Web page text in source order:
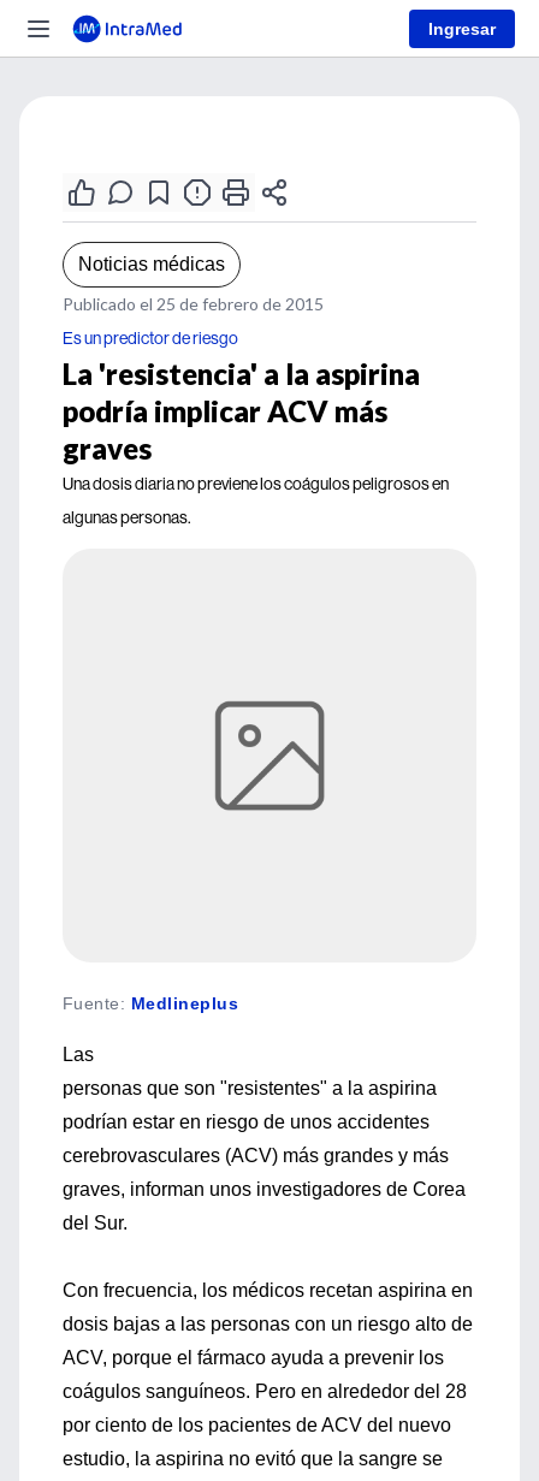
Ingresar
Noticias médicas
Publicado el 25 de febrero de 2015
Es un predictor de riesgo
La 'resistencia' a la aspirina
podría implicar ACV más
graves
Una dosis diaria no previene los coágulos peligrosos en
algunas personas.
Fuente: Medlineplus
Las
personas que son "resistentes" a la aspirina
podrían estar en riesgo de unos accidentes
cerebrovasculares (ACV) más grandes y más
graves, informan unos investigadores de Corea
del Sur.
Con frecuencia, los médicos recetan aspirina en
dosis bajas a las personas con un riesgo alto de
ACV, porque el fármaco ayuda a prevenir los
coágulos sanguíneos. Pero en alrededor del 28
por ciento de los pacientes de ACV del nuevo
estudio, la aspirina no evitó que la sangre se